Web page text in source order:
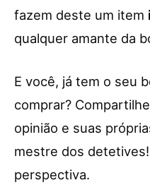
fazem deste um item
qualquer amante da
E você, já tem o seu
comprar?
opinião e suas
mestre dos
perspectiva.